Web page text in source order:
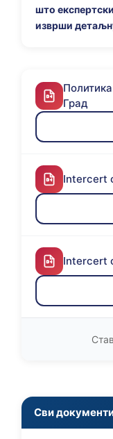
што
изврши
Град
Intercert
Intercert
Сви